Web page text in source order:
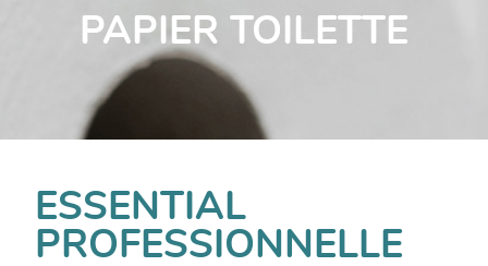
PAPIER TOILETTE
ESSENTIAL
PROFESSIONNELLE